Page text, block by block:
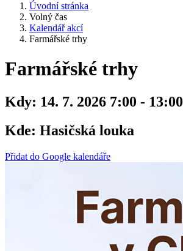
Úvodní stránka
Volný čas
Kalendář akcí
Farmářské trhy
Farmářské trhy
Kdy: 14. 7. 2026 7:00 - 13:00
Kde: Hasičská louka
Přidat do Google kalendáře